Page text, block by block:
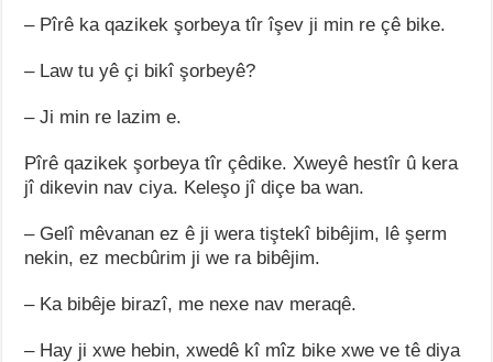
– Pîrê ka qazikek şorbeya tîr îşev ji min re çê bike.
– Law tu yê çi bikî şorbeyê?
– Ji min re lazim e.
Pîrê qazikek şorbeya tîr çêdike. Xweyê hestîr û kera
jî dikevin nav ciya. Keleşo jî diçe ba wan.
– Gelî mêvanan ez ê ji wera tiştekî bibêjim, lê şerm
nekin, ez mecbûrim ji we ra bibêjim.
– Ka bibêje birazî, me nexe nav meraqê.
– Hay ji xwe hebin, xwedê kî mîz bike xwe ve tê diya